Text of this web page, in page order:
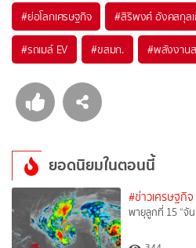
#ย่อโลกเศรษฐกิจ #สิริพงศ์ อังคสกุล
#รถเมล์ EV #ขสมก. #พลังงาน
ยอดนิยมในตอนนี้
#ข่าวเศรษฐกิจ
พายุลูกที่ 15 “จั